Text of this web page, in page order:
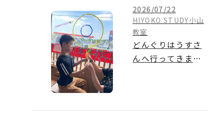
2026/07/22
HIYOKO STUDY小山
教室
どんぐりはうすさ
んへ行ってきまし